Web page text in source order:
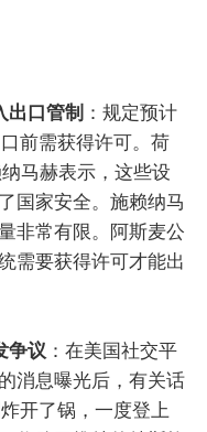
出口管制 ：规定预计
前需获得许可。荷
马赫表示，这些设
国家安全。施赖纳马
非常有限。阿斯麦公
需要获得许可才能出
争议 ：在美国社交平
消息曝光后，有关话
开了锅，一度登上